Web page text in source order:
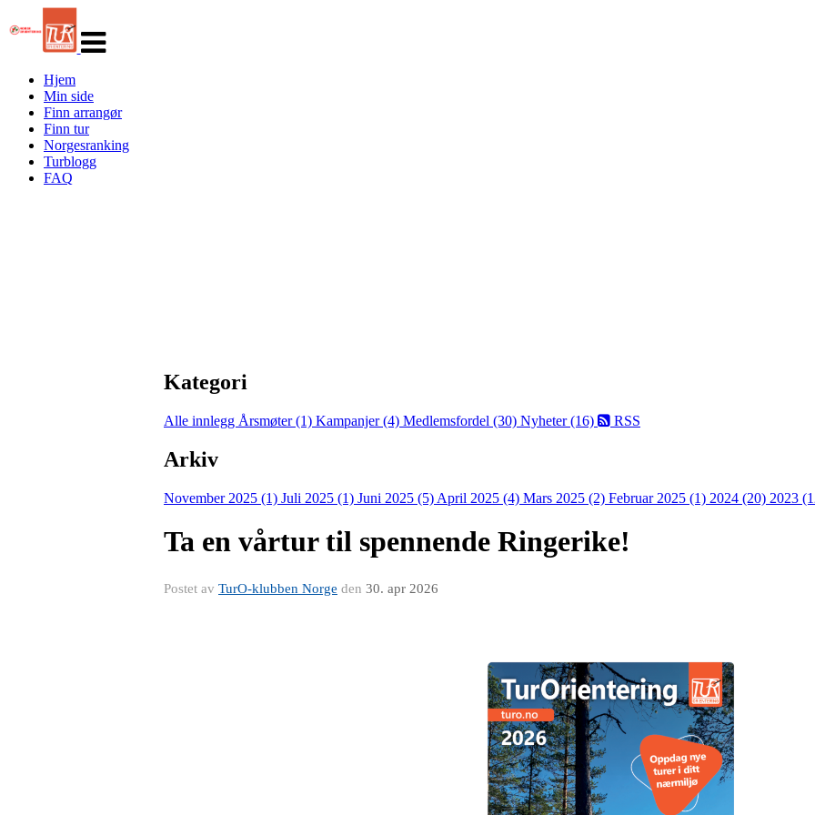
navigasjon
Hjem
Min side
Finn arrangør
Finn tur
Norgesranking
Turblogg
FAQ
Kategori
Alle innlegg Årsmøter (1) Kampanjer (4) Medlemsfordel (30) Nyheter (16) RSS
Arkiv
November 2025 (1) Juli 2025 (1) Juni 2025 (5) April 2025 (4) Mars 2025 (2) Februar 2025 (1) 2024 (20) 2023
Ta en vårtur til spennende Ringerike!
Postet av TurO-klubben Norge den 30. apr 2026